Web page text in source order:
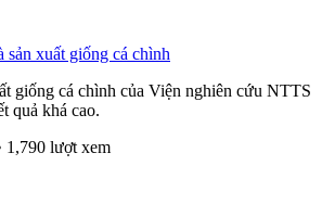
xuất giống cá chình
giống cá chình của Viện nghiên cứu NTTS
quả khá cao.
1,790 lượt xem